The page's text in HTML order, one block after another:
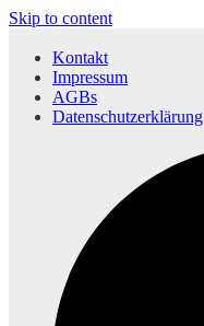
Skip to content
Kontakt
Impressum
AGBs
Datenschutzerklärung